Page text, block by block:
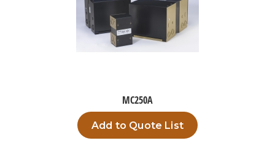
MC250A
Add to Quote List